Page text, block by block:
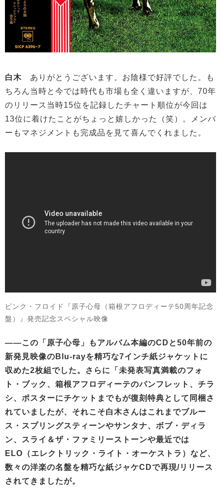
白木 ありがとうございます。お陰様で好評でした。も
ちろん当時と今では時代も市場も全く違いますが、70年
のリリース当時15位を記録したチャート順位が今回は
13位に着けたことがちょっと嬉しかった（笑）。メンバ
ーもマネジメントも完成品を見て喜んでくれました。
ピンク・フロイド『原子心母（箱根アフロディーテ50周年記念
盤）』発売記念スペシャル映像
——この「原子心母」もアルバム本編のCDと50年前の
新発見映像のBlu-rayを精巧な7インチ紙ジャケットに
収めた2枚組でした。さらに「未発表写真満載のフォ
ト・ブック、箱根アフロディーテのパンフレット、チラ
シ、ポスターにチケットまでもが復刻特典として同梱さ
れていましたが、それこそ白木さんはこれまでブルー
ス・スプリングスティーンやサンタナ、ボブ・ディラ
ン、スライ＆ザ・ファミリーストーンや最近では
ELO（エレクトリック・ライト・オーケストラ）など、
数々の洋楽の名盤を精巧な紙ジャケCDで再現/リリース
されてきましたが。